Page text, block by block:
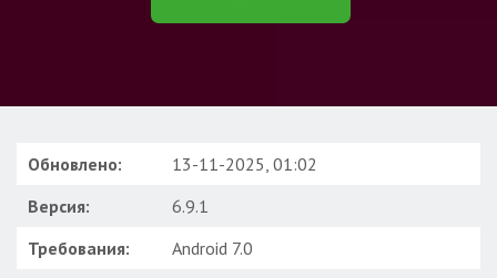
Обновлено:
13-11-2025, 01:02
Версия:
6.9.1
Требования:
Android 7.0